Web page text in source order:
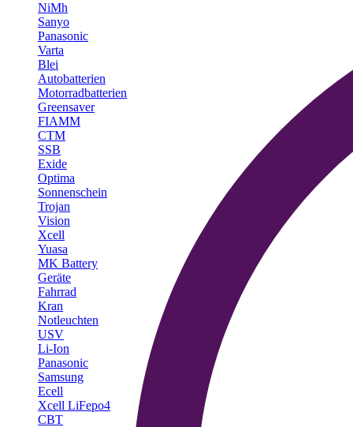
NiMh
Sanyo
Panasonic
Varta
Blei
Autobatterien
Motorradbatterien
Greensaver
FIAMM
CTM
SSB
Exide
Optima
Sonnenschein
Trojan
Vision
Xcell
Yuasa
MK Battery
Geräte
Fahrrad
Kran
Notleuchten
USV
Li-Ion
Panasonic
Samsung
Ecell
Xcell LiFepo4
CBT